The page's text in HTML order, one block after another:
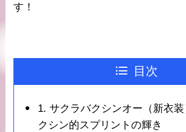
す！
目次
1. サクラバクシンオー（新衣
クシン的スプリントの輝き